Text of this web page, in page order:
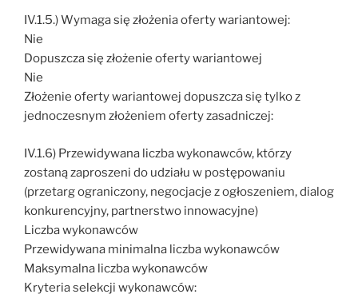
IV.1.5.) Wymaga się złożenia oferty wariantowej:
Nie
Dopuszcza się złożenie oferty wariantowej
Nie
Złożenie oferty wariantowej dopuszcza się tylko z
jednoczesnym złożeniem oferty zasadniczej:
IV.1.6) Przewidywana liczba wykonawców, którzy
zostaną zaproszeni do udziału w postępowaniu
(przetarg ograniczony, negocjacje z ogłoszeniem, dialog
konkurencyjny, partnerstwo innowacyjne)
Liczba wykonawców
Przewidywana minimalna liczba wykonawców
Maksymalna liczba wykonawców
Kryteria selekcji wykonawców: